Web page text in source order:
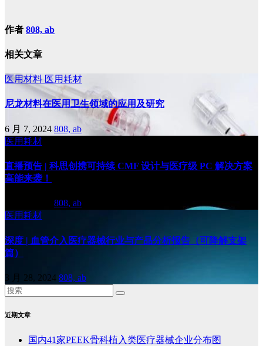
作者 808, ab
相关文章
医用材料 医用耗材
尼龙材料在医用卫生领域的应用及研究
6 月 7, 2024 808, ab
医用耗材
直播预告 | 科思创携可持续 CMF 设计与医疗级 PC 解决方案
高能来袭！
808, ab
医用耗材
深度 | 血管介入医疗器械行业与产品分析报告（可降解支架
篇）
3 月 28, 2024 808, ab
近期文章
国内41家PEEK骨科植入类医疗器械企业分布图